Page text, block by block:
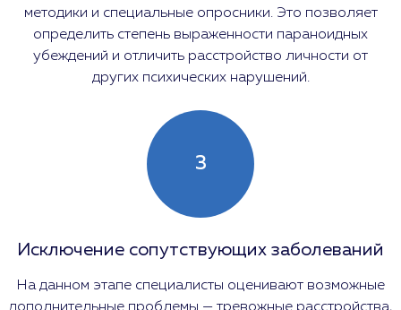
методики и специальные опросники. Это позволяет
определить степень выраженности параноидных
убеждений и отличить расстройство личности от
других психических нарушений.
3
Исключение сопутствующих заболеваний
На данном этапе специалисты оценивают возможные
дополнительные проблемы — тревожные расстройства,